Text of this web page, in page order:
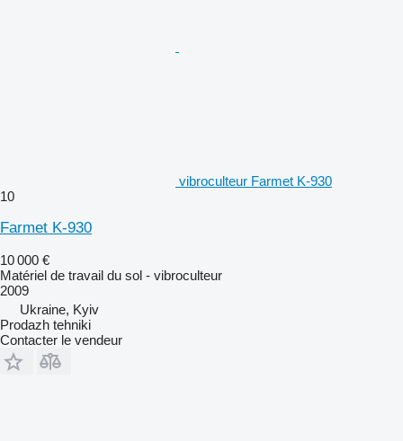
vibroculteur Farmet K-930
10
Farmet K-930
10 000 €
Matériel de travail du sol - vibroculteur
2009
Ukraine, Kyiv
Prodazh tehniki
Contacter le vendeur